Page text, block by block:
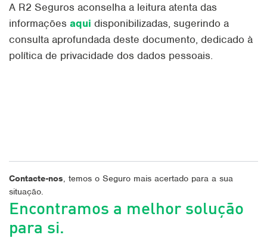
A R2 Seguros aconselha a leitura atenta das
informações aqui disponibilizadas, sugerindo a
consulta aprofundada deste documento, dedicado à
política de privacidade dos dados pessoais.
Contacte-nos, temos o Seguro mais acertado para a sua
situação.
Encontramos a melhor solução
para si.